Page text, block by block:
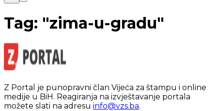
Tag: "zima-u-gradu"
Z Portal je punopravni član Vijeća za štampu i online
medije u BiH. Reagiranja na izvještavanje portala
možete slati na adresu info@vzs.ba.